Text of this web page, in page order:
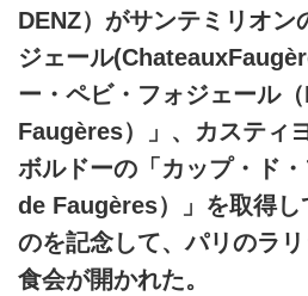
DENZ）がサンテミリオン
ジェール
ー・ペビ・フォジェール
Faugères）」、カスティ
ボルドーの「カップ・ド
de Faugères）」を取得し
のを記念して、パリのラ
食会が開かれた。